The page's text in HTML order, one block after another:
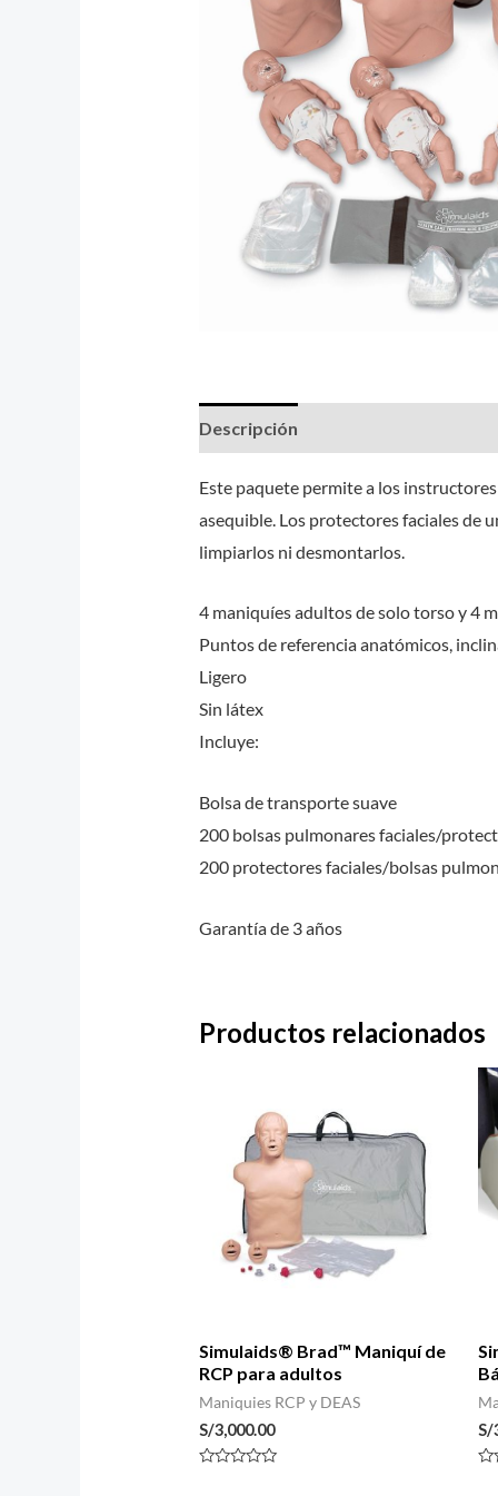
Descripción
Este paquete permite a los
asequible. Los protectores faciales de
limpiarlos ni desmontarlos.
4 maniquíes adultos de solo torso y 4
Puntos de referencia anatómicos,
Ligero
Sin látex
Incluye:
Bolsa de transporte suave
200 bolsas pulmonares faciales/
200 protectores faciales/bolsas
Garantía de 3 años
Productos relacionados
Simulaids® Brad™ Maniquí de
RCP para adultos
Maniquies RCP y DEAS
S/3,000.00 S/